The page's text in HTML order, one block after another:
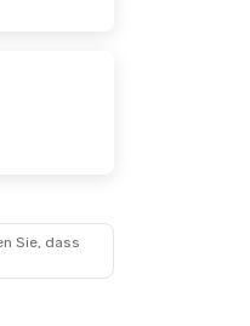
Sie, dass